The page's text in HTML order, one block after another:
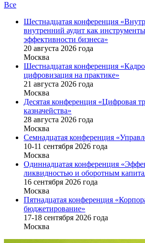
Все
Шестнадцатая конференция
внутренний аудит как
эффективности бизнеса»
20 августа 2026 года
Москва
Шестнадцатая конференция
цифровизация на практике»
21 августа 2026 года
Москва
Десятая конференция «Цифровая
казначейства»
28 августа 2026 года
Москва
Семнадцатая конференция
10-11 сентября 2026 года
Москва
Одиннадцатая конференция
ликвидностью и оборотным
16 cентября 2026 года
Москва
Пятнадцатая конференция
бюджетирование»
17-18 сентября 2026 года
Москва